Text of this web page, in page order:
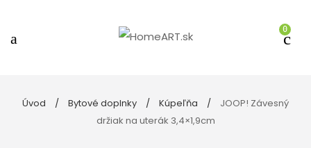
0
Úvod Bytové doplnky Kúpeľňa
JOOP! Závesný
držiak na uterák 3,4×1,9cm